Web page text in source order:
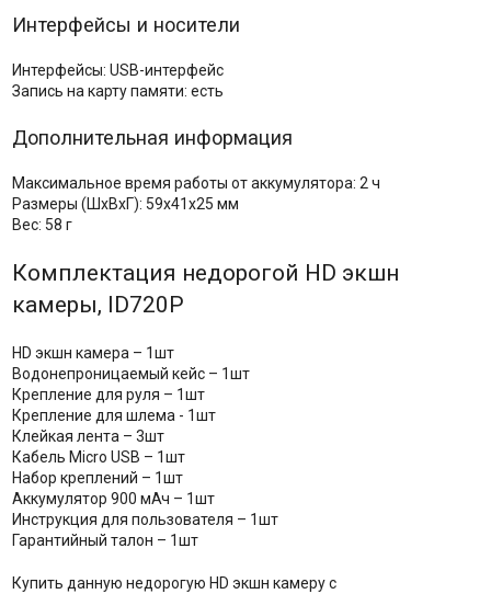
Интерфейсы и носители
Интерфейсы: USB-интерфейс
Запись на карту памяти: есть
Дополнительная информация
Максимальное время работы от аккумулятора: 2 ч
Размеры (ШхВхГ): 59x41x25 мм
Вес: 58 г
Комплектация недорогой HD экшн
камеры, ID720P
HD экшн камера – 1шт
Водонепроницаемый кейс – 1шт
Крепление для руля – 1шт
Крепление для шлема - 1шт
Клейкая лента – 3шт
Кабель Micro USB – 1шт
Набор креплений – 1шт
Аккумулятор 900 мАч – 1шт
Инструкция для пользователя – 1шт
Гарантийный талон – 1шт
Купить данную недорогую HD экшн камеру с